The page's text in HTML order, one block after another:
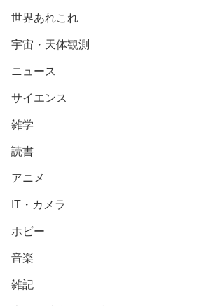
世界あれこれ
宇宙・天体観測
ニュース
サイエンス
雑学
読書
アニメ
IT・カメラ
ホビー
音楽
雑記